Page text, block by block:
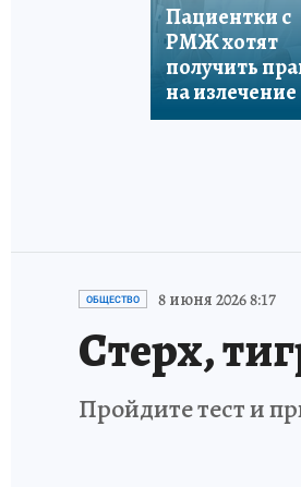
Пациентки с
РМЖ хотят
получить
на излечение
ОБЩЕСТВО 8 июня 2026 8:17
Стерх,
Пройдите тест и